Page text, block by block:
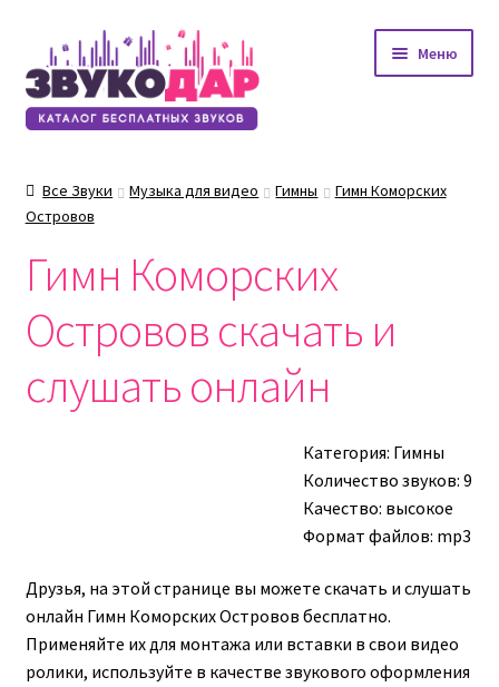
Перейти
к
навигации
Перейти
к
содержимому
Меню
Все Звуки Музыка для видео Гимны
Гимн Коморских
Островов
Гимн Коморских
Островов скачать и
слушать онлайн
Категория: Гимны
Количество звуков: 9
Качество: высокое
Формат файлов: mp3
Друзья, на этой странице вы можете скачать и слушать
онлайн Гимн Коморских Островов бесплатно.
Применяйте их для монтажа или вставки в свои видео
ролики, используйте в качестве звукового оформления